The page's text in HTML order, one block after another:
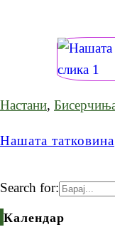
Настани,
Нашата татковина
Search for:
Календар